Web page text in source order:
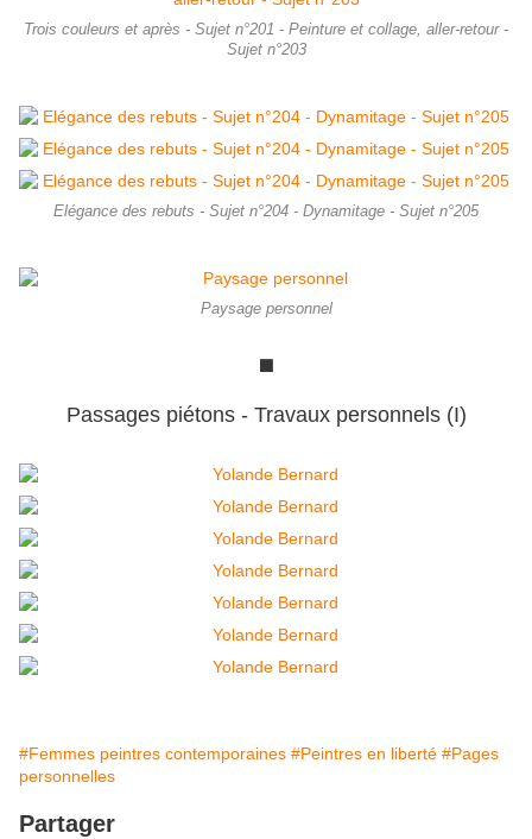
Trois couleurs et après - Sujet n°201 - Peinture et collage, aller-retour -
Sujet n°203
Elégance des rebuts - Sujet n°204 - Dynamitage - Sujet n°205
Paysage personnel
⬛
Passages piétons - Travaux personnels (I)
#Femmes peintres contemporaines #Peintres en liberté #Pages
personnelles
Partager